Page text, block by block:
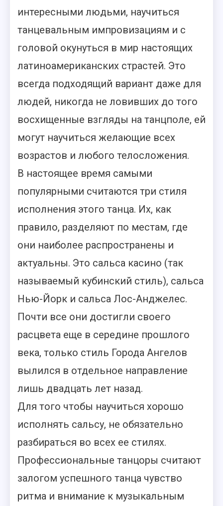
интересными людьми, научиться
танцевальным импровизациям и с
головой окунуться в мир настоящих
латиноамериканских страстей. Это
всегда подходящий вариант даже для
людей, никогда не ловивших до того
восхищенные взгляды на танцполе, ей
могут научиться желающие всех
возрастов и любого телосложения.
В настоящее время самыми
популярными считаются три стиля
исполнения этого танца. Их, как
правило, разделяют по местам, где
они наиболее распространены и
актуальны. Это сальса касино (так
называемый кубинский стиль), сальса
Нью-Йорк и сальса Лос-Анджелес.
Почти все они достигли своего
расцвета еще в середине прошлого
века, только стиль Города Ангелов
вылился в отдельное направление
лишь двадцать лет назад.
Для того чтобы научиться хорошо
исполнять сальсу, не обязательно
разбираться во всех ее стилях.
Профессиональные танцоры считают
залогом успешного танца чувство
ритма и внимание к музыкальным